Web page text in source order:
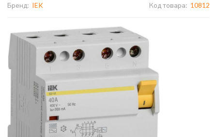
Бренд: IEK Код товара: 10812